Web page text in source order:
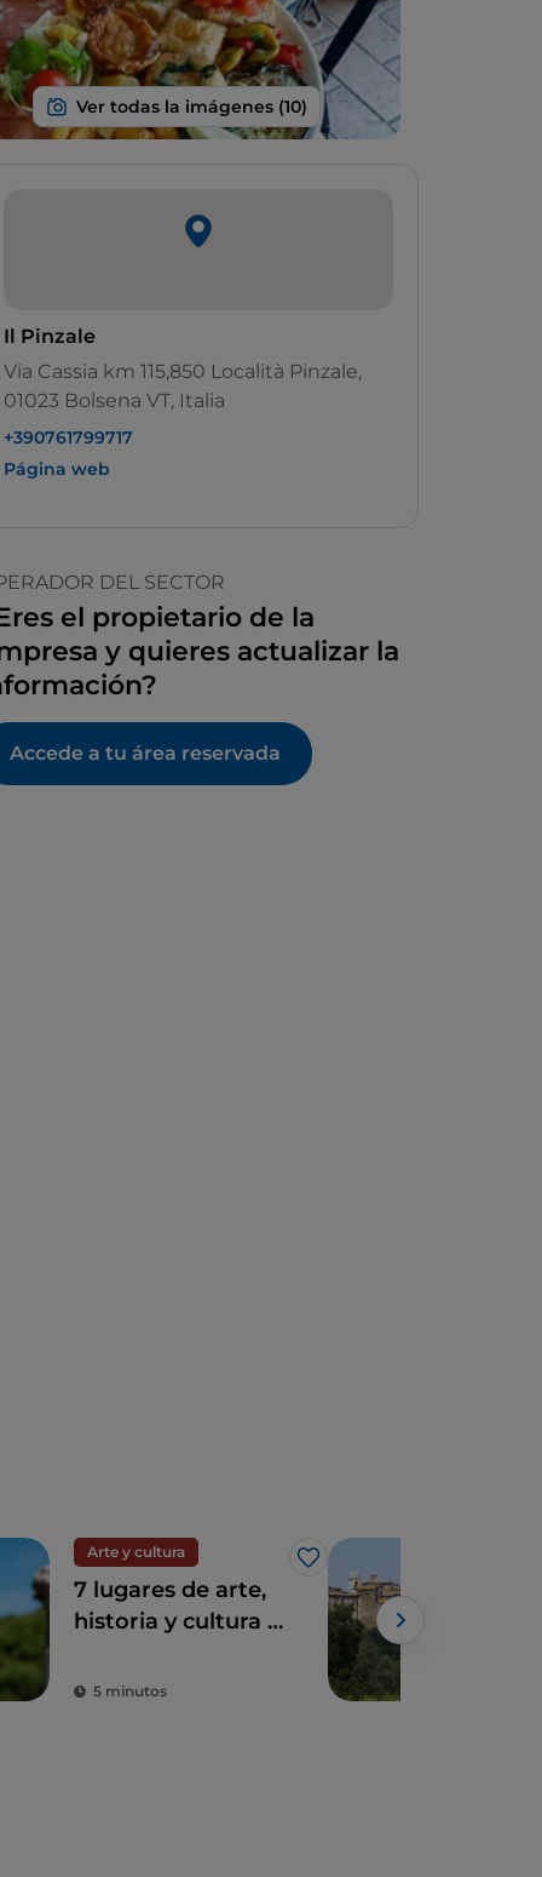
Il Pinzale
Via Cassia km 115,850 Località Pinzale,
01023 Bolsena VT, Italia
+390761799717
Página web
DEL SECTOR
el propietario de la
y quieres actualizar la
Accede a tu área reservada
Arte y cultura
Me gusta
7 lugares de arte,
historia y cultura a
5 minutos